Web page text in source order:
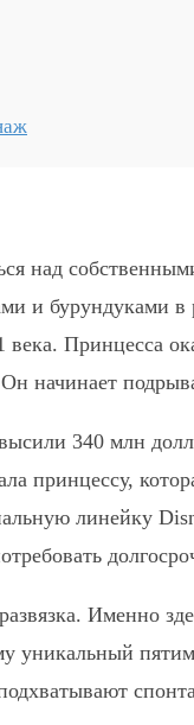
над
бурундуками в
Принцесса
начинает
340 млн
принцессу,
линейку
Именно
уникальный